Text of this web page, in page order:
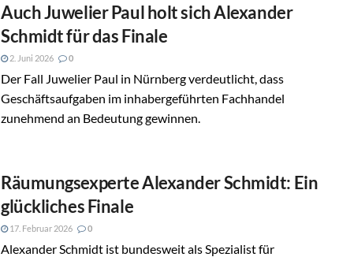
Auch Juwelier Paul holt sich Alexander
Schmidt für das Finale
2. Juni 2026 0
Der Fall Juwelier Paul in Nürnberg verdeutlicht, dass
Geschäftsaufgaben im inhabergeführten Fachhandel
zunehmend an Bedeutung gewinnen.
Räumungsexperte Alexander Schmidt: Ein
glückliches Finale
17. Februar 2026 0
Alexander Schmidt ist bundesweit als Spezialist für